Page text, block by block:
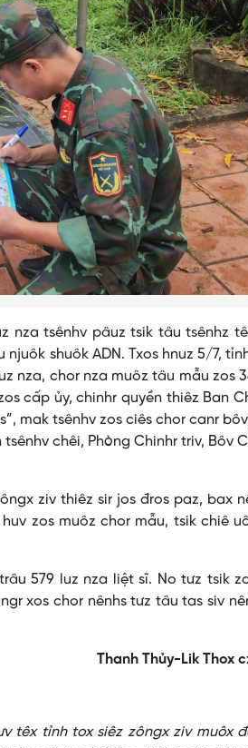
nza tsênhv pâuz tsik tâu tsênhz
shuôk ADN. Txos hnuz 5/7,
nza, chor nza muôz tâu mẫu zos
cấp ủy, chinhr quyền thiêz Ban
mak tsênhv zos ciês chor canr
chêi, Phòng Chinhr triv, Bôv
ziv thiêz sir jos đros paz, bax
zos muôz chor mẫu, tsik chiê
579 luz nza liệt sĩ. No tưz tsik
xos chor nênhs tưz tâu tas siv
Thanh Thủy-Lik Thox
tỉnh tox siêz zôngx ziv muôx